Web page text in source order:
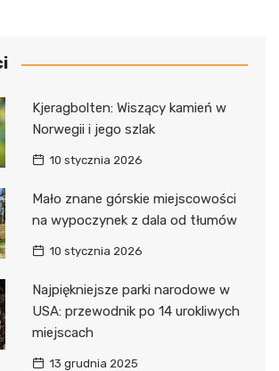
Kjeragbolten: Wiszący kamień w
Norwegii i jego szlak
10 stycznia 2026
Mało znane górskie miejscowości
na wypoczynek z dala od tłumów
10 stycznia 2026
Najpiękniejsze parki narodowe w
USA: przewodnik po 14 urokliwych
miejscach
13 grudnia 2025